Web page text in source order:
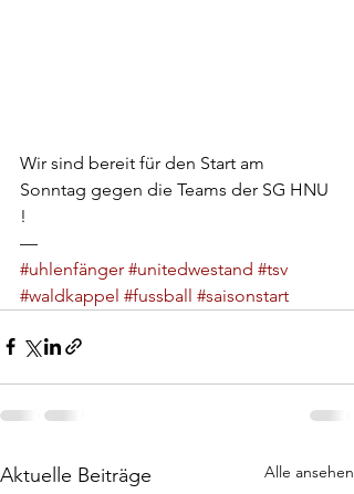
Wir sind bereit für den Start am
Sonntag gegen die Teams der SG HNU
!
—
#uhlenfänger #unitedwestand #tsv
#waldkappel #fussball #saisonstart
Aktuelle Beiträge Alle ansehen